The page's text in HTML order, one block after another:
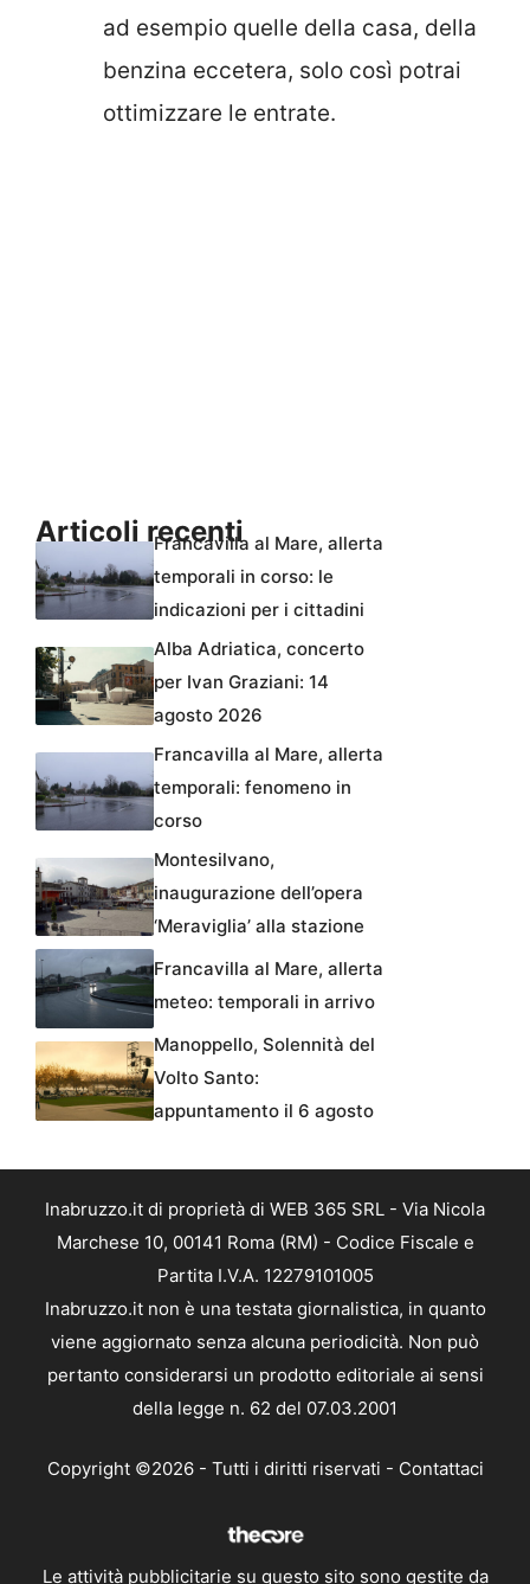
ad esempio quelle della casa, della
benzina eccetera, solo così potrai
ottimizzare le entrate.
Articoli recentiFrancavilla al Mare, allerta
temporali in corso: le
indicazioni per i cittadini
Alba Adriatica, concerto
per Ivan Graziani: 14
agosto 2026
Francavilla al Mare, allerta
temporali: fenomeno in
corso
Montesilvano,
inaugurazione dell’opera
‘Meraviglia’ alla stazione
Francavilla al Mare, allerta
meteo: temporali in arrivo
Manoppello, Solennità del
Volto Santo:
appuntamento il 6 agosto
Inabruzzo.it di proprietà di WEB 365 SRL - Via Nicola
Marchese 10, 00141 Roma (RM) - Codice Fiscale e
Partita I.V.A. 12279101005
Inabruzzo.it non è una testata giornalistica, in quanto
viene aggiornato senza alcuna periodicità. Non può
pertanto considerarsi un prodotto editoriale ai sensi
della legge n. 62 del 07.03.2001
Copyright ©2026 - Tutti i diritti riservati - Contattaci
Le attività pubblicitarie su questo sito sono gestite da